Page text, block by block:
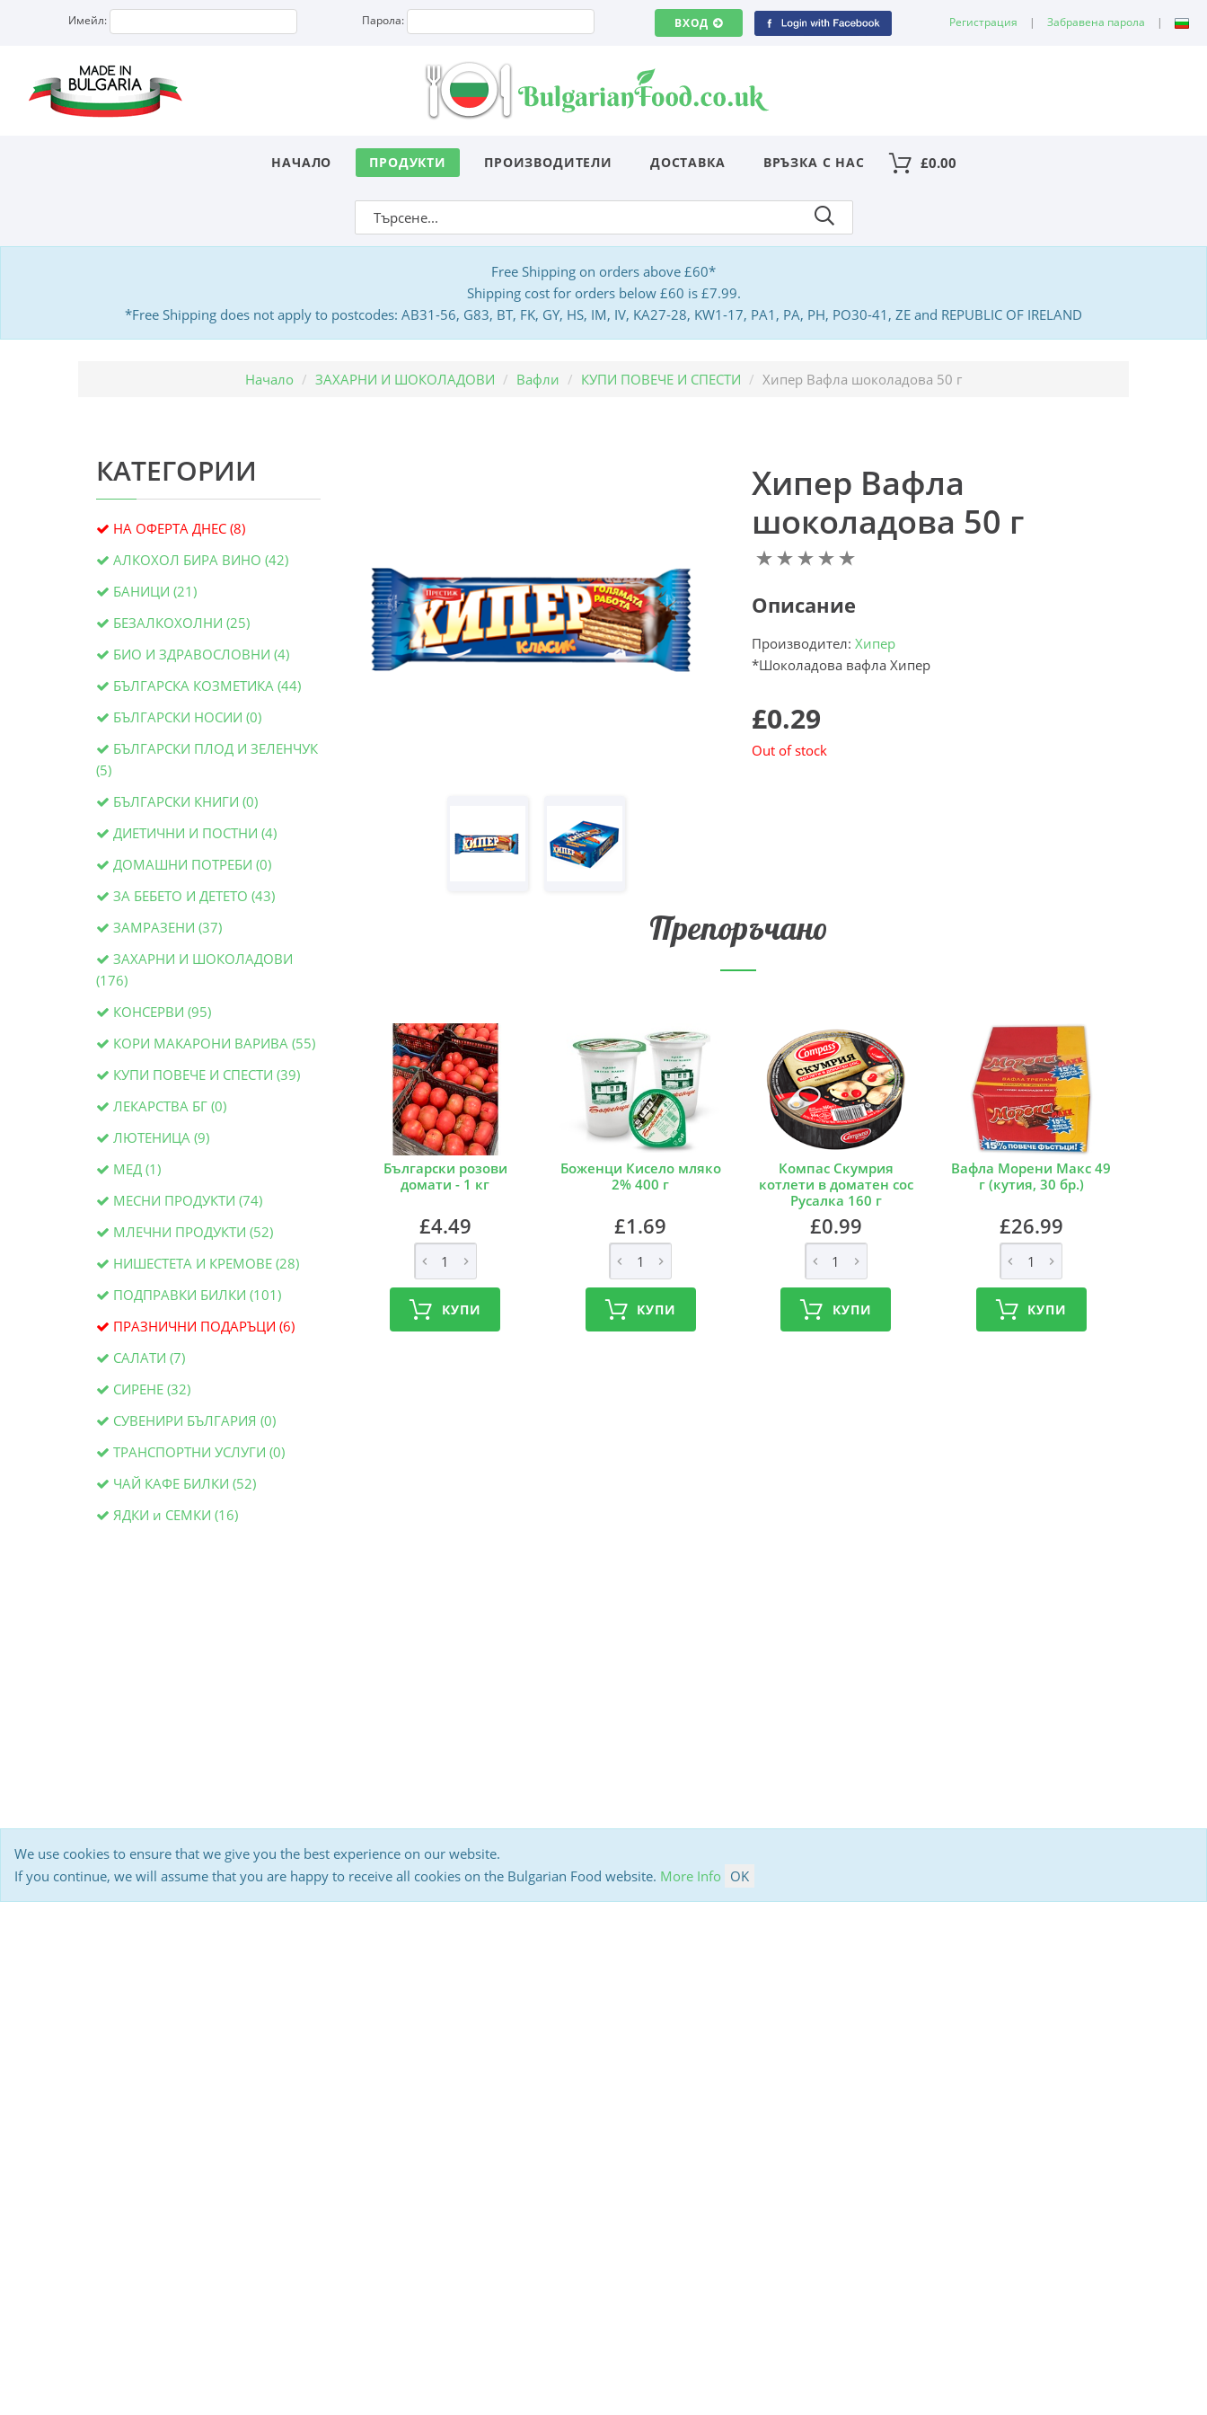
Имейл: Парола: ВХОД Регистрация | Забравена парола |
НАЧАЛО ПРОДУКТИ ПРОИЗВОДИТЕЛИ ДОСТАВКА ВРЪЗКА С НАС £0.00
Free Shipping on orders above £60*
Shipping cost for orders below £60 is £7.99.
*Free Shipping does not apply to postcodes: AB31-56, G83, BT, FK, GY, HS, IM, IV, KA27-28, KW1-17, PA1, PA, PH, PO30-41, ZE and REPUBLIC OF IRELAND
Начало ЗАХАРНИ И ШОКОЛАДОВИ Вафли КУПИ ПОВЕЧЕ И СПЕСТИ Хипер Вафлa шоколадова 50 г
КАТЕГОРИИ
НА ОФЕРТА ДНЕС (8)
АЛКОХОЛ БИРА ВИНО (42)
БАНИЦИ (21)
БЕЗАЛКОХОЛНИ (25)
БИО И ЗДРАВОСЛОВНИ (4)
БЪЛГАРСКА КОЗМЕТИКА (44)
БЪЛГАРСКИ НОСИИ (0)
БЪЛГАРСКИ ПЛОД И ЗЕЛЕНЧУК
(5)
БЪЛГАРСКИ КНИГИ (0)
ДИЕТИЧНИ И ПОСТНИ (4)
ДОМАШНИ ПОТРЕБИ (0)
ЗА БЕБЕТО И ДЕТЕТО (43)
ЗАМРАЗЕНИ (37)
ЗАХАРНИ И ШОКОЛАДОВИ
(176)
КОНСЕРВИ (95)
КОРИ МАКАРОНИ ВАРИВА (55)
КУПИ ПОВЕЧЕ И СПЕСТИ (39)
ЛЕКАРСТВА БГ (0)
ЛЮТЕНИЦА (9)
МЕД (1)
МЕСНИ ПРОДУКТИ (74)
МЛЕЧНИ ПРОДУКТИ (52)
НИШЕСТЕТА И КРЕМОВЕ (28)
ПОДПРАВКИ БИЛКИ (101)
ПРАЗНИЧНИ ПОДАРЪЦИ (6)
САЛАТИ (7)
СИРЕНЕ (32)
СУВЕНИРИ БЪЛГАРИЯ (0)
ТРАНСПОРТНИ УСЛУГИ (0)
ЧАЙ КАФЕ БИЛКИ (52)
ЯДКИ и СЕМКИ (16)
Хипер Вафлa
шоколадова 50 г
Описание
Производител: Хипер
*Шоколадовa вафлa Хипер
£0.29
Out of stock
Препоръчано
Български розови
домати - 1 кг
£4.49
КУПИ
Боженци Кисело мляко
2% 400 г
£1.69
КУПИ
Компас Скумрия
котлети в доматен сос
Русалка 160 г
£0.99
КУПИ
Вафла Морени Макс 49
г (кутия, 30 бр.)
£26.99
КУПИ
We use cookies to ensure that we give you the best experience on our website.
If you continue, we will assume that you are happy to receive all cookies on the Bulgarian Food website. More Info OK